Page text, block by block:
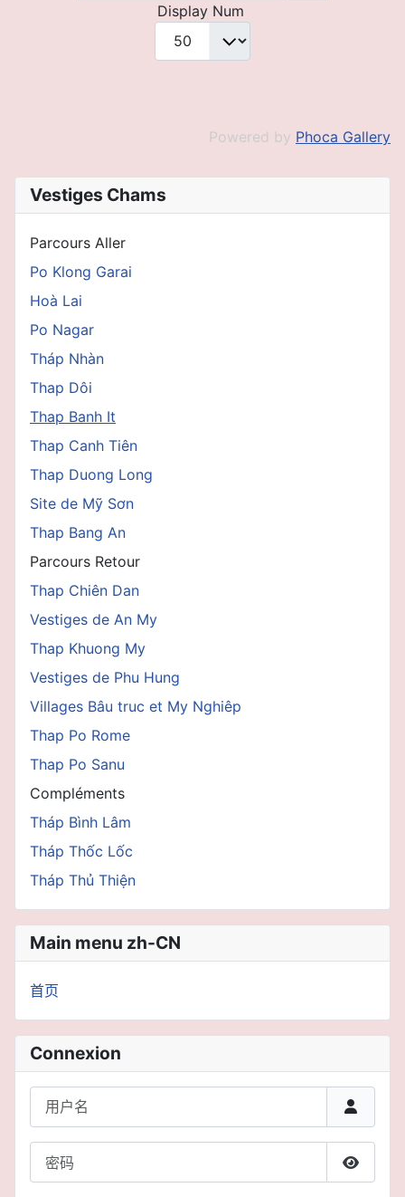
Display Num
Powered by Phoca Gallery
Vestiges Chams
Parcours Aller
Po Klong Garai
Hoà Lai
Po Nagar
Tháp Nhàn
Thap Dôi
Thap Banh It
Thap Canh Tiên
Thap Duong Long
Site de Mỹ Sơn
Thap Bang An
Parcours Retour
Thap Chiên Dan
Vestiges de An My
Thap Khuong My
Vestiges de Phu Hung
Villages Bâu truc et My Nghiêp
Thap Po Rome
Thap Po Sanu
Compléments
Tháp Bình Lâm
Tháp Thốc Lốc
Tháp Thủ Thiện
Main menu zh-CN
首页
Connexion
用户名
密码
显示密